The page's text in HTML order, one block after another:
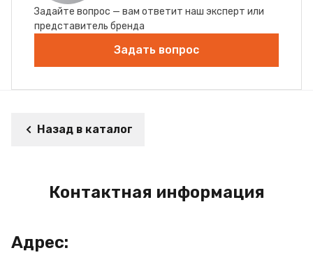
Задайте вопрос — вам ответит наш эксперт или
представитель бренда
Задать вопрос
Назад в каталог
Контактная информация
Адрес: